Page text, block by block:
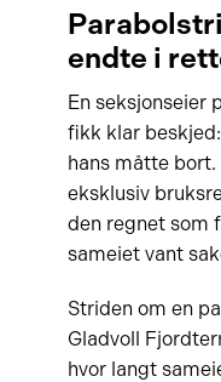
endte i
En seksjonseier
fikk klar beskjed:
hans måtte
eksklusiv
den regnet som
sameiet vant
Striden om en
Gladvoll
hvor langt